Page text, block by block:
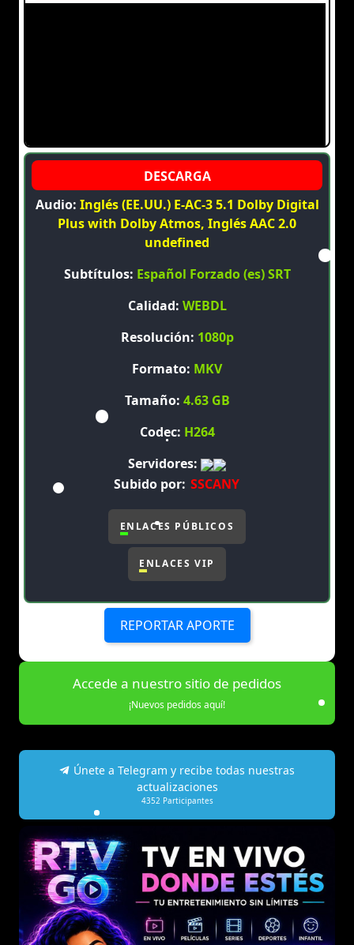
Audio: Inglés (EE.UU.) E-AC-3 5.1 Dolby Digital
Plus with Dolby Atmos, Inglés AAC 2.0
undefined
Subtítulos: Español Forzado (es) SRT
Calidad: WEBDL
Resolución: 1080p
Formato: MKV
Tamaño: 4.63 GB
Codec: H264
Servidores:
Subido por: SSCANY
ENLACES PÚBLICOS
ENLACES VIP
REPORTAR APORTE
Accede a nuestro sitio de pedidos
¡Nuevos pedidos aquí!
Únete a Telegram y recibe todas nuestras
actualizaciones
4352 Participantes